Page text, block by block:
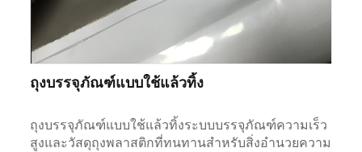
ถุงบรรจุภัณฑ์แบบใช้แล้วทิ้ง
ถุงบรรจุภัณฑ์แบบใช้แล้วทิ้งระบบบรรจุภัณฑ์ความเร็ว
สูงและวัสดุถุงพลาสติกที่ทนทานสำหรับสิ่งอำนวยความ